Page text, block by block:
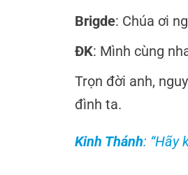
Brigde: Chúa ơi
ĐK: Mình cùng
Trọn đời anh,
đình ta.
Kinh Thánh: “Hãy